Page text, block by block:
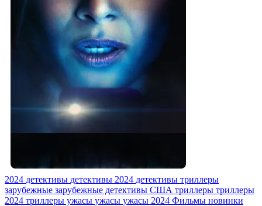
2024 детективы детективы 2024 детективы триллеры
зарубежные зарубежные детективы США триллеры триллеры
2024 триллеры ужасы ужасы ужасы 2024 Фильмы новинки